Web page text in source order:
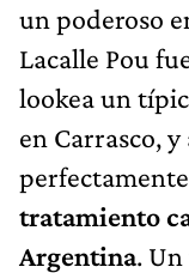
un poderoso
Lacalle Pou
lookea un
en Carrasco,
tratamiento
Argentina.